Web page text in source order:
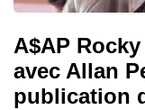
A$AP
avec Allan
publication